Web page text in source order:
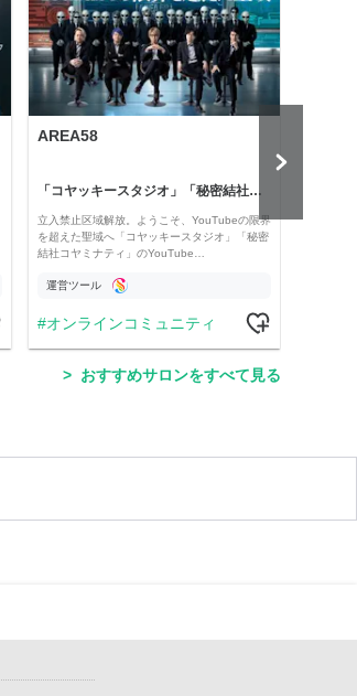
AREA58
「コヤッキースタジオ」「秘密結社コヤミナティ」
立入禁止区域解放。ようこそ、YouTubeの限界
を超えた聖域へ「コヤッキースタジオ」「秘密
結社コヤミナティ」のYouTube…
運営ツール
オンラインコミュニティ
おすすめサロンをすべて見る